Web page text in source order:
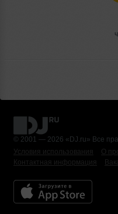
© 2001 — 2026 «DJ.ru» Все
Условия использования
О
Контактная информация